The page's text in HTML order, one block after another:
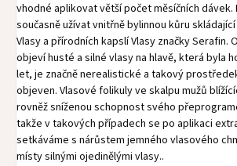
vhodné aplikovat větší počet měsíčních dávek.
současně užívat vnitřně bylinnou kůru
Vlasy a přírodních kapslí Vlasy značky Serafin.
objeví husté a silné vlasy na hlavě, která byla
let, je značně nerealistické a takový
objeven. Vlasové folikuly ve skalpu mužů
rovněž sníženou schopnost svého
takže v takových případech se po aplikaci
setkáváme s nárůstem jemného vlasového
místy silnými ojedinělými vlasy..